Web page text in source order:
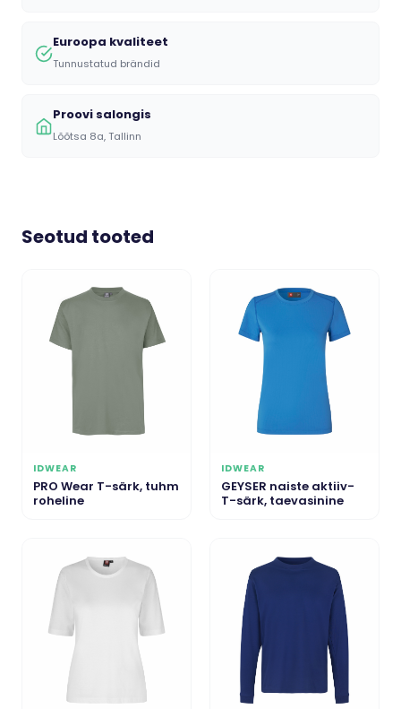
Euroopa kvaliteet
Tunnustatud brändid
Proovi salongis
Lõõtsa 8a, Tallinn
Seotud tooted
IDWEAR
PRO Wear T-särk, tuhm
roheline
IDWEAR
GEYSER naiste aktiiv-
T-särk, taevasinine